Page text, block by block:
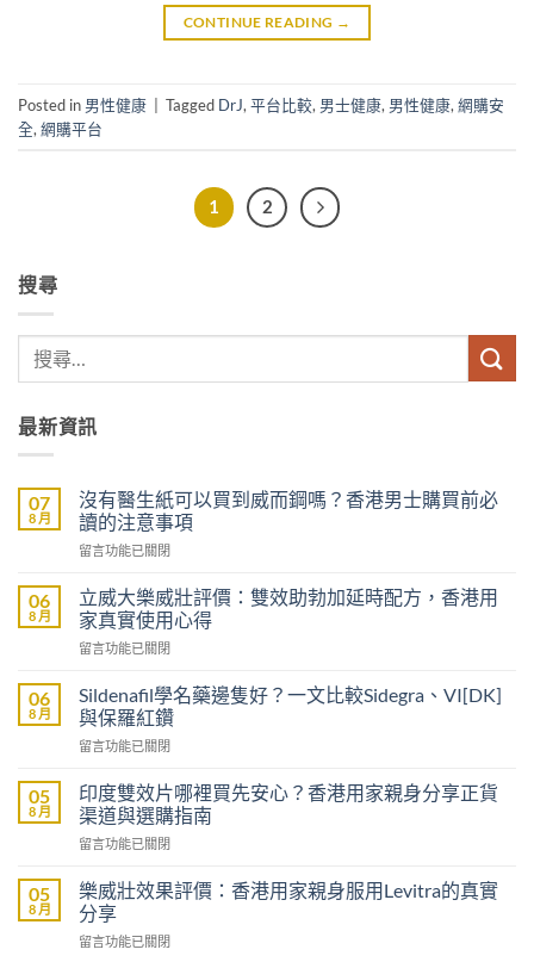
CONTINUE READING →
Posted in 男性健康 Tagged DrJ, 平台比較, 男士健康, 男性健康, 網購安
全, 網購平台
1 2
搜尋
最新資訊
07
8 月
沒有醫生紙可以買到威而鋼嗎？香港男士購買前必
讀的注意事項
在
有
醫
生
紙
以
買
到
威
鋼
嗎？
港
士
購
買
留言功能已關閉
06
8 月
立威大樂威壯評價：雙效助勃加延時配方，香港用
家真實使用心得
在
威
大
樂
威
評
價：
雙
效
勃
加
時
留言功能已關閉
06
8 月
Sildenafil學名藥邊隻好？一文比較Sidegra、VI[DK]
與保羅紅鑽
在
學
名
藥
邊
好？
一
文
比
留言功能已關閉
05
8 月
印度雙效片哪裡買先安心？香港用家親身分享正貨
渠道與選購指南
在
度
雙
效
片
留言功能已關閉
05
8 月
樂威壯效果評價：香港用家親身服用Levitra的真實
分享
在
留言功能已關閉